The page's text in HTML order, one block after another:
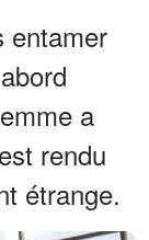
entamer
a
rendu
étrange.